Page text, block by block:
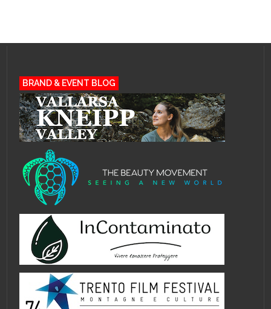
BRAND & EVENT BLOG